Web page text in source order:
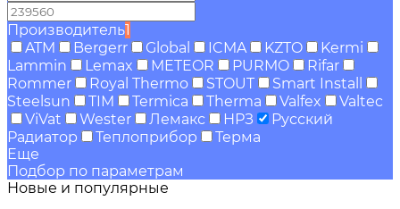
Производитель1
ATM
Bergerr Global ICMA KZTO
Kermi
Lammin
Lemax METEOR PURMO
Rifar
Rommer
Royal Thermo STOUT
Smart Install
Steelsun
TIM Termica Therma Valfex
Valtec
ViVat
Wester Лемакс НРЗ
Русский
Радиатор
Теплоприбор
Терма
Еще
Подбор по параметрам
Новые и популярные